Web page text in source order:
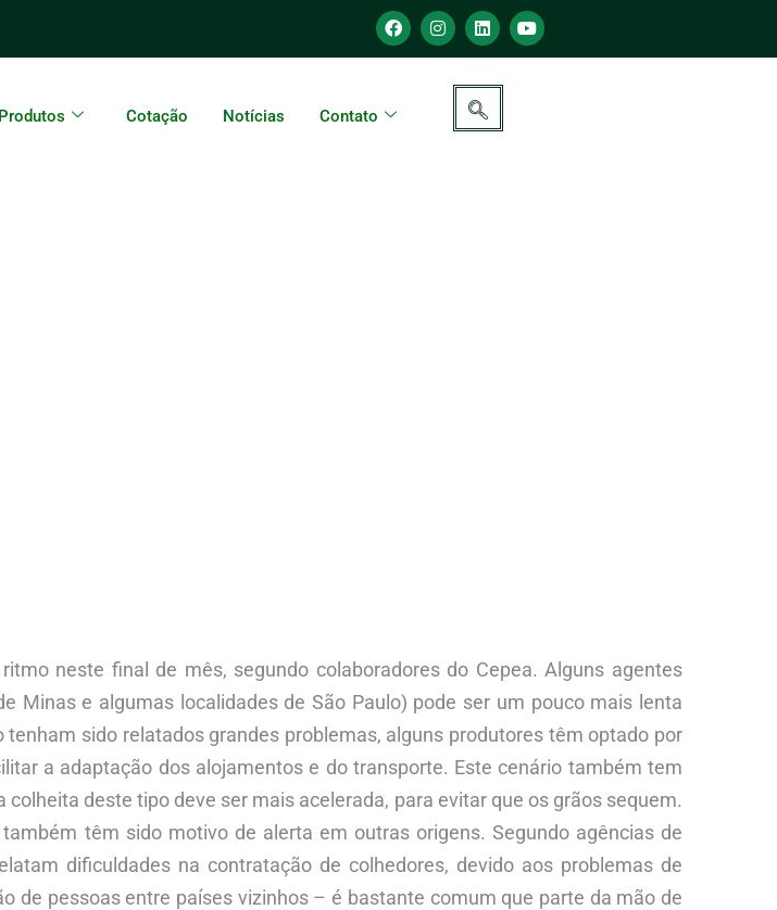
Produtos Cotação Notícias Contato
neste final de mês, segundo colaboradores do Cepea. Alguns agentes
Minas e algumas localidades de São Paulo) pode ser um pouco mais lenta
sido relatados grandes problemas, alguns produtores têm optado por
a adaptação dos alojamentos e do transporte. Este cenário também tem
deste tipo deve ser mais acelerada, para evitar que os grãos sequem.
têm sido motivo de alerta em outras origens. Segundo agências de
dificuldades na contratação de colhedores, devido aos problemas de
de pessoas entre países vizinhos – é bastante comum que parte da mão de